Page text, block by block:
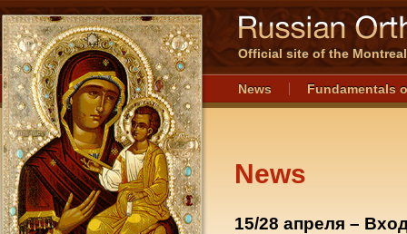
Official site of the
News Fundamentals
News
15/28 апреля –